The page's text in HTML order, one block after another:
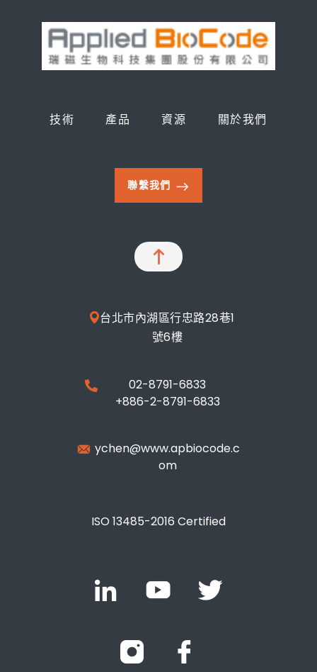
技術 產品 資源 關於我們
聯繫我們
台北市內湖區行忠路28巷1
號6樓
02-8791-6833
+886-2-8791-6833
ychen@www.apbiocode.c
om
ISO 13485-2016 Certified